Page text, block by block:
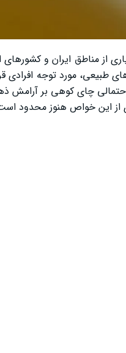
مناطق ایران و کشورهای
مورد توجه افرادی
چای کوهی بر آرامش
از این خواص هنوز محدود